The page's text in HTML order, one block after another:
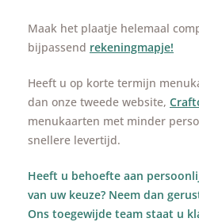
Maak het plaatje helemaal
bijpassend rekeningmapje!
Heeft u op korte termijn
dan onze tweede website,
menukaarten met minder
snellere levertijd.
Heeft u behoefte aan
van uw keuze? Neem dan
Ons toegewijde team staat u